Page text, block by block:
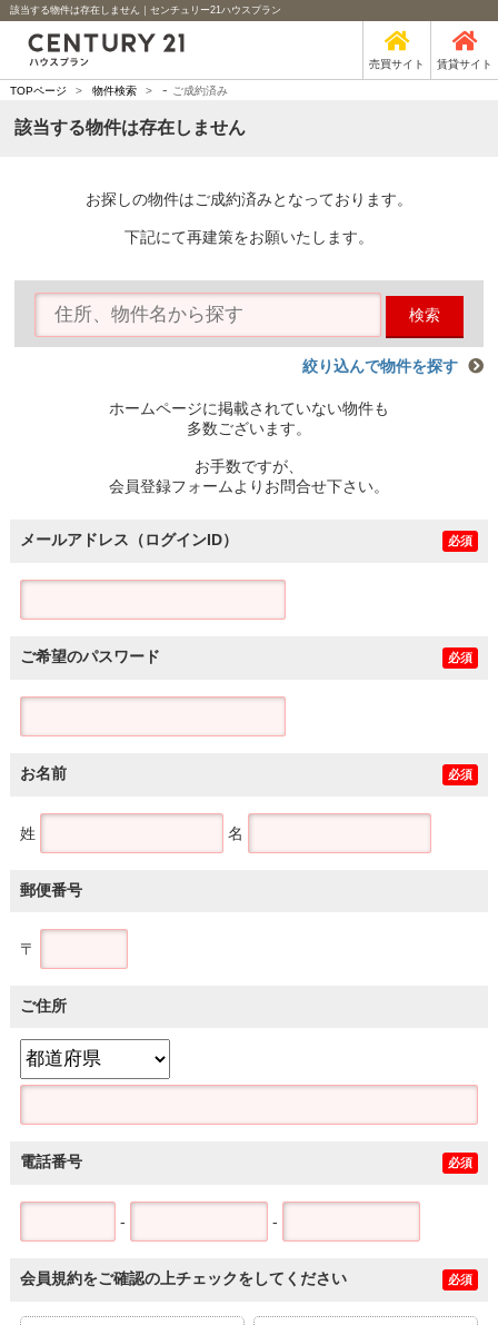
該当する物件は存在しません｜センチュリー21ハウスプラン
売買サイト 賃貸サイト
TOPページ > 物件検索 > - ご成約済み
該当する物件は存在しません
お探しの物件はご成約済みとなっております。
下記にて再建策をお願いたします。
検索
絞り込んで物件を探す
ホームページに掲載されていない物件も
多数ございます。
お手数ですが、
会員登録フォームよりお問合せ下さい。
メールアドレス（ログインID） 必須
ご希望のパスワード 必須
お名前 必須
姓 名
郵便番号
〒
ご住所
電話番号 必須
- -
会員規約をご確認の上チェックをしてください 必須